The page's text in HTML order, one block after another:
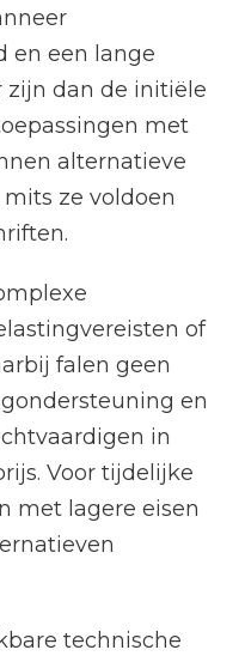
en een lange
zijn dan de initiële
met
alternatieve
ze voldoen
of
falen geen
en
in
Voor tijdelijke
met lagere eisen
technische